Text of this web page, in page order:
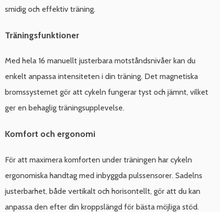
smidig och effektiv träning.
Träningsfunktioner
Med hela 16 manuellt justerbara motståndsnivåer kan du
enkelt anpassa intensiteten i din träning. Det magnetiska
bromssystemet gör att cykeln fungerar tyst och jämnt, vilket
ger en behaglig träningsupplevelse.
Komfort och ergonomi
För att maximera komforten under träningen har cykeln
ergonomiska handtag med inbyggda pulssensorer. Sadelns
justerbarhet, både vertikalt och horisontellt, gör att du kan
anpassa den efter din kroppslängd för bästa möjliga stöd.